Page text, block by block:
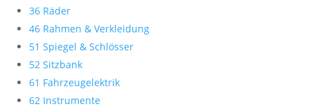
36 Räder
46 Rahmen & Verkleidung
51 Spiegel & Schlösser
52 Sitzbank
61 Fahrzeugelektrik
62 Instrumente